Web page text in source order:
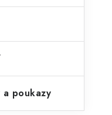
a poukazy